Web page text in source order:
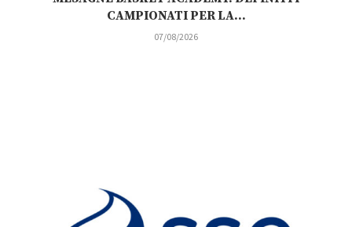
CAMPIONATI PER LA...
07/08/2026